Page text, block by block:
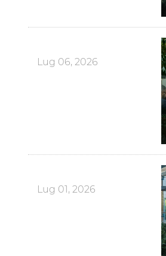
Lug 06, 2026
Lug 01, 2026